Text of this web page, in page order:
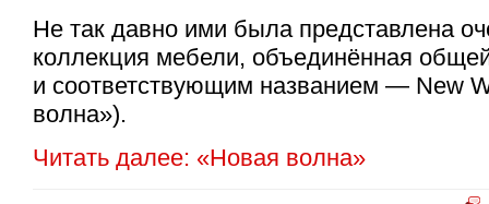
Не так давно ими была представлена
коллекция мебели, объединённая
и соответствующим названием — New
волна»).
Читать далее: «Новая волна»